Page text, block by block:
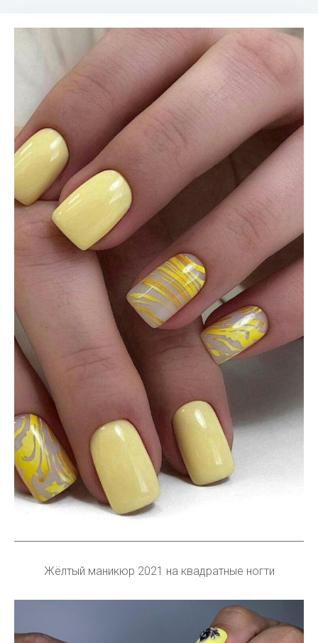
Жёлтый маникюр 2021 на квадратные ногти